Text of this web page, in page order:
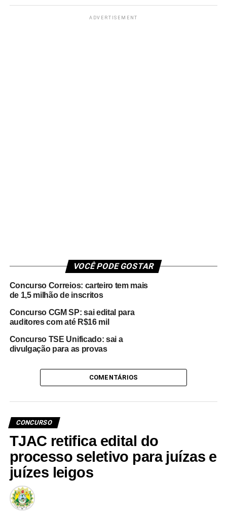
ADVERTISEMENT
VOCÊ PODE GOSTAR
Concurso Correios: carteiro tem mais
de 1,5 milhão de inscritos
Concurso CGM SP: sai edital para
auditores com até R$16 mil
Concurso TSE Unificado: sai a
divulgação para as provas
COMENTÁRIOS
CONCURSO
TJAC retifica edital do
processo seletivo para juízas e
juízes leigos